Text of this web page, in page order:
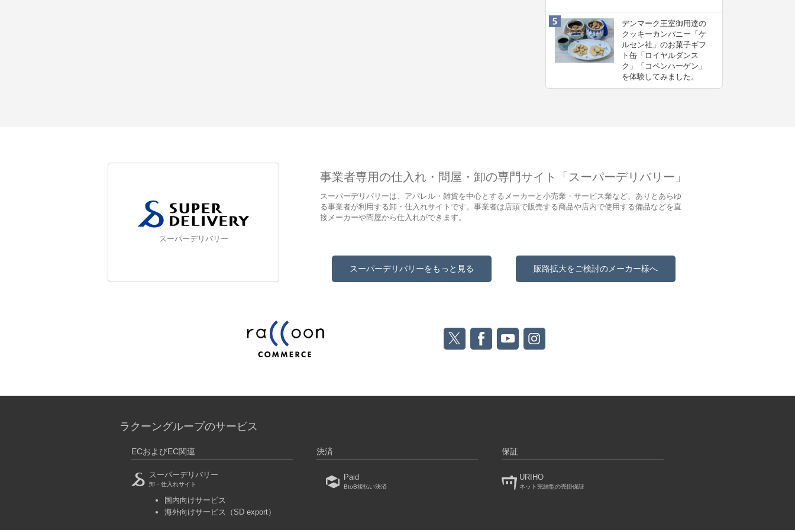
デンマーク王室御用達の
クッキーカンパニー「ケ
ルセン社」のお菓子ギフ
ト缶「ロイヤルダンス
ク」「コペンハーゲン」
を体験してみました。
スーパーデリバリー
事業者専用の仕入れ・問屋・卸の専門サイト「スーパーデリバリー」
スーパーデリバリーは、アパレル・雑貨を中心とするメーカーと小売業・サービス業など、ありとあらゆ
る事業者が利用する卸・仕入れサイトです。事業者は店頭で販売する商品や店内で使用する備品などを直
接メーカーや問屋から仕入れができます。
スーパーデリバリーをもっと見る 販路拡大をご検討のメーカー様へ
ラクーングループのサービス
ECおよびEC関連
スーパーデリバリー
卸・仕入れサイト
国内向けサービス
海外向けサービス
（SD export）
決済
Paid
BtoB後払い決済
保証
URIHO
ネット完結型の売掛保証